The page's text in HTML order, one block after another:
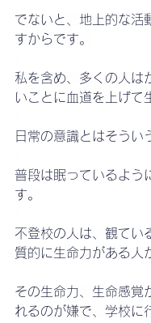
でないと、地上的な活
すからです。
私を含め、多くの人は
いことに血道を上げて
日常の意識とはそうい
普段は眠っているよう
す。
不登校の人は、観てい
質的に生命力がある人
その生命力、生命感覚
れるのが嫌で、学校に